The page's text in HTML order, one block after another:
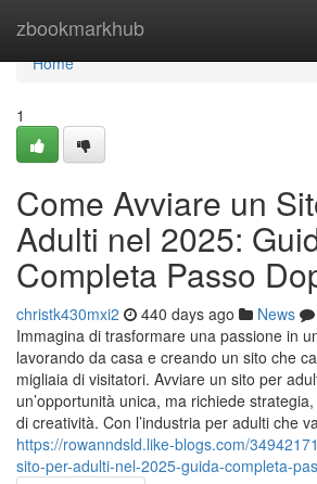
zbookmarkhub
Home
Home
1
Come Avviare un
Adulti nel 2025:
Completa Passo
christk430mxi2 440 days ago News
Immagina di trasformare una passione in
lavorando da casa e creando un sito che
migliaia di visitatori. Avviare un sito per
un’opportunità unica, ma richiede
di creatività. Con l’industria per adulti che
https://rowanndsld.like-blogs.com/
sito-per-adulti-nel-2025-guida-completa-